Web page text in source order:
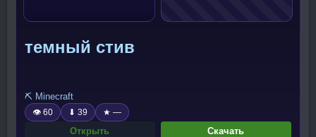
темный стив
⛏️ Minecraft
👁 60 ⬇ 39 ★ —
Открыть Скачать